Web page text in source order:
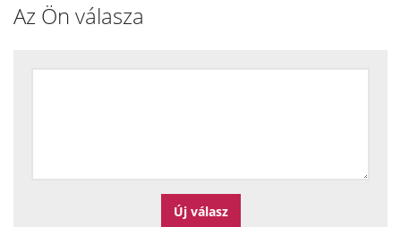
Az Ön válasza